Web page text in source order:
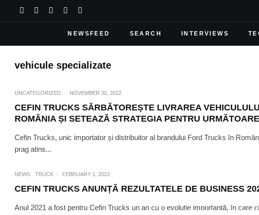
NEWSFEED SEARCH INTERVIEWS
vehicule specializate
UNCATEGORIZED · NOVEMBER 30, 2022
CEFIN TRUCKS SĂRBĂTOREȘTE LIVRAREA
ROMÂNIA ȘI SETEAZĂ STRATEGIA PENTRU
Cefin Trucks, unic importator și distribuitor al brandului Ford Trucks în
prag atins...
NEWS TRUCK · FEBRUARY 1, 2022
CEFIN TRUCKS ANUNȚĂ REZULTATELE DE BUSINESS
Anul 2021 a fost pentru Cefin Trucks un an cu o evoluție importantă, în care
NEWS TRUCK · JULY 26,